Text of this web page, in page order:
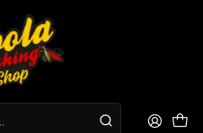
Boia Garbolino Leisure l17